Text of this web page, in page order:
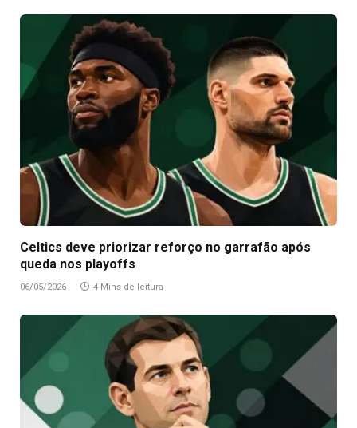
Celtics deve priorizar reforço no garrafão após
queda nos playoffs
06/05/2026 4 Mins de leitura